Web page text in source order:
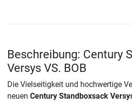
Beschreibung: Century
Versys VS. BOB
Die Vielseitigkeit und hochwertige
neuen Century Standboxsack